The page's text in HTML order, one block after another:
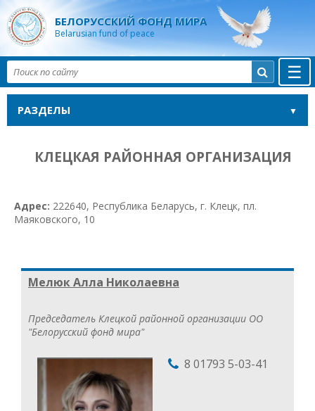
БЕЛОРУССКИЙ ФОНД МИРА
Belarusian fund of peace
☰

РАЗДЕЛЫ
КЛЕЦКАЯ РАЙОННАЯ ОРГАНИЗАЦИЯ
Адрес: 222640, Республика Беларусь, г. Клецк, пл.
Маяковского, 10
Мелюк Алла Николаевна
Председатель Клецкой районной организации ОО
"Белорусский фонд мира"
8 01793 5-03-41